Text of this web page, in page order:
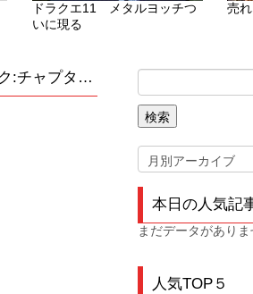
ドラクエ11 メタルヨッチつ
いに現る
売
＜数量限定スチールブック仕様＞【予約解禁】JOHN WICK 2 / ジョン・ウィック:チャプター2 コレクターズ・エディション 日本オリジナルデザインスチールブック仕様 [Blu-ray]
本日の人気記
まだデータがありま
人気TOP５